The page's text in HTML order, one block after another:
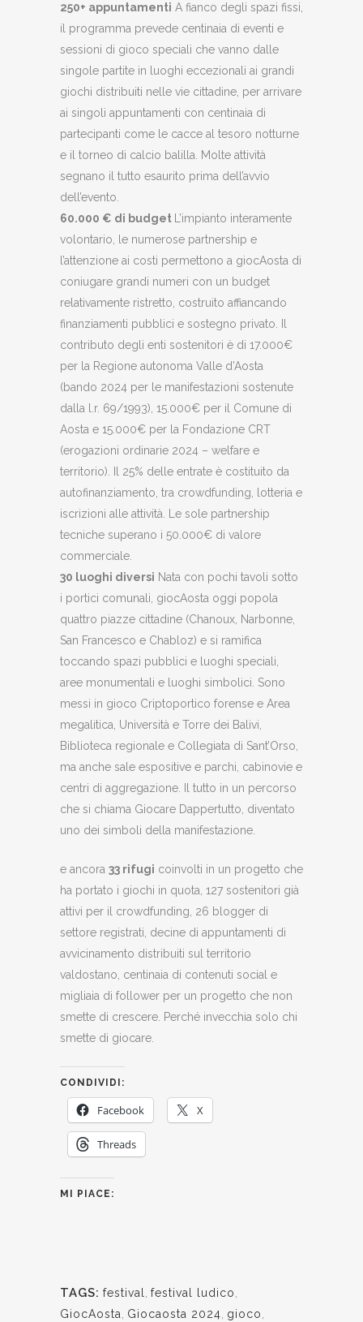
250+ appuntamenti A fianco degli spazi fissi,
il programma prevede centinaia di eventi e
sessioni di gioco speciali che vanno dalle
singole partite in luoghi eccezionali ai grandi
giochi distribuiti nelle vie cittadine, per arrivare
ai singoli appuntamenti con centinaia di
partecipanti come le cacce al tesoro notturne
e il torneo di calcio balilla. Molte attività
segnano il tutto esaurito prima dell’avvio
dell’evento.
60.000 € di budget
L’impianto interamente
volontario, le numerose partnership e
l’attenzione ai costi permettono a giocAosta di
coniugare grandi numeri con un budget
relativamente ristretto, costruito affiancando
finanziamenti pubblici e sostegno privato. Il
contributo degli enti sostenitori è di 17.000€
per la Regione autonoma Valle d’Aosta
(bando 2024 per le manifestazioni sostenute
dalla l.r. 69/1993), 15.000€ per il Comune di
Aosta e 15.000€ per la Fondazione CRT
(erogazioni ordinarie 2024 – welfare e
territorio). Il 25% delle entrate è costituito da
autofinanziamento, tra crowdfunding, lotteria e
iscrizioni alle attività. Le sole partnership
tecniche superano i 50.000€ di valore
commerciale.
30 luoghi diversi Nata con pochi tavoli sotto
i portici comunali, giocAosta oggi popola
quattro piazze cittadine (Chanoux, Narbonne,
San Francesco e Chabloz) e si ramifica
toccando spazi pubblici e luoghi speciali,
aree monumentali e luoghi simbolici. Sono
messi in gioco Criptoportico forense e Area
megalitica, Università e Torre dei Balivi,
Biblioteca regionale e Collegiata di Sant’Orso,
ma anche sale espositive e parchi, cabinovie e
centri di aggregazione. Il tutto in un percorso
che si chiama Giocare Dappertutto, diventato
uno dei simboli della manifestazione.
e ancora 33 rifugi coinvolti in un progetto che
ha portato i giochi in quota, 127 sostenitori già
attivi per il crowdfunding, 26 blogger di
settore registrati, decine di appuntamenti di
avvicinamento distribuiti sul territorio
valdostano, centinaia di contenuti social e
migliaia di follower per un progetto che non
smette di crescere. Perché invecchia solo chi
smette di giocare.
CONDIVIDI:
Facebook X
Threads
MI PIACE:
TAGS: festival festival ludico
GiocAosta
Giocaosta 2024 gioco